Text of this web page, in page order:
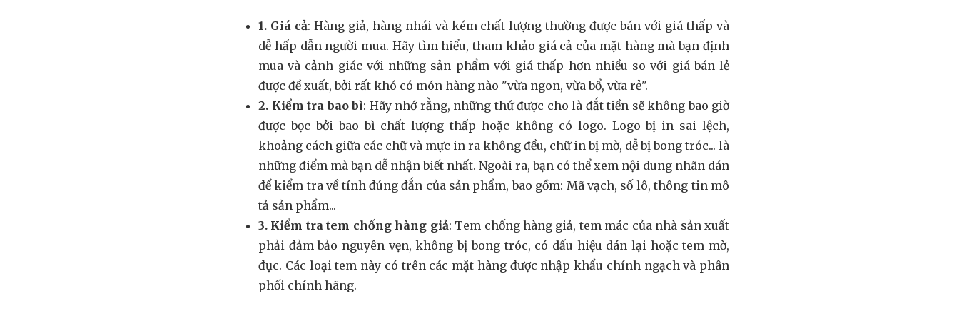
1. Giá cả: Hàng giả, hàng nhái và kém chất lượng thường được bán với giá thấp và
dễ hấp dẫn người mua. Hãy tìm hiểu, tham khảo giá cả của mặt hàng mà bạn định
mua và cảnh giác với những sản phẩm với giá thấp hơn nhiều so với giá bán lẻ
được đề xuất, bởi rất khó có món hàng nào "vừa ngon, vừa bổ, vừa rẻ".
2. Kiểm tra bao bì: Hãy nhớ rằng, những thứ được cho là đắt tiền sẽ không bao giờ
được bọc bởi bao bì chất lượng thấp hoặc không có logo. Logo bị in sai lệch,
khoảng cách giữa các chữ và mực in ra không đều, chữ in bị mờ, dễ bị bong tróc... là
những điểm mà bạn dễ nhận biết nhất. Ngoài ra, bạn có thể xem nội dung nhãn dán
để kiểm tra về tính đúng đắn của sản phẩm, bao gồm: Mã vạch, số lô, thông tin mô
tả sản phẩm...
3. Kiểm tra tem chống hàng giả: Tem chống hàng giả, tem mác của nhà sản xuất
phải đảm bảo nguyên vẹn, không bị bong tróc, có dấu hiệu dán lại hoặc tem mờ,
đục. Các loại tem này có trên các mặt hàng được nhập khẩu chính ngạch và phân
phối chính hãng.